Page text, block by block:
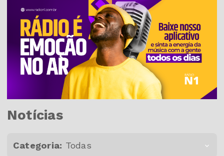
Notícias
Categoria: Todas